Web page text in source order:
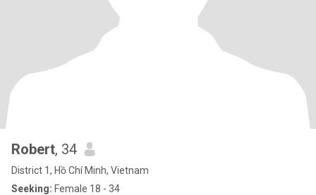
Robert, 34
District 1, Hồ Chí Minh, Vietnam
Seeking: Female 18 - 34